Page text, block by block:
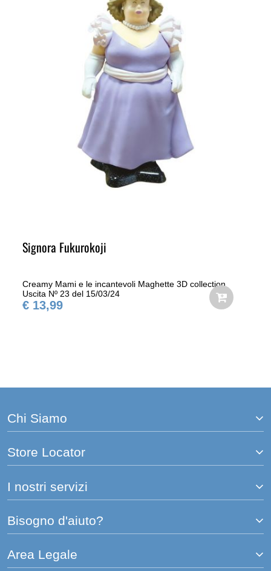
Signora Fukurokoji
Creamy Mami e le incantevoli Maghette 3D collection
Uscita Nº 23 del 15/03/24
€ 13,99
Chi Siamo
Store Locator
I nostri servizi
Bisogno d'aiuto?
Area Legale